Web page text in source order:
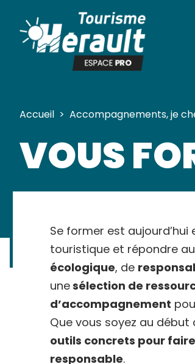
Accueil > Accompagnements, je
VOUS
Se former est
touristique et répondre
écologique, de
unesélection de
d’accompagnement
Que vous soyez au
outils concrets pour
responsable.